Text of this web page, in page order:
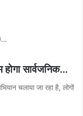
सार्वजनिक…
चलाया जा रहा है, लोगों